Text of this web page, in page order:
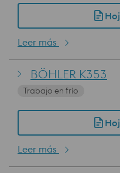
Leer más
BÖHLER K353
Trabajo en frío
Leer más